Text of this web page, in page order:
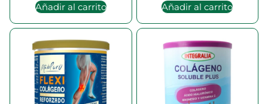
Añadir al carrito Añadir al carrito